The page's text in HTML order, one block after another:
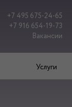
+7 495 675-24-65
+7 916 654-19-73
Вакансии
Услуги